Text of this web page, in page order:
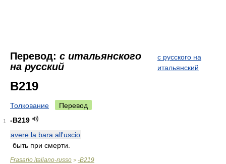
Перевод: с итальянского
на русский
с русского на
итальянский
B219
Толкование Перевод
1
-B219
avere la bara all'uscio
быть при смерти.
Frasario italiano-russo > -B219